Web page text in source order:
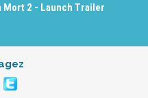
Mort 2 - Launch Trailer